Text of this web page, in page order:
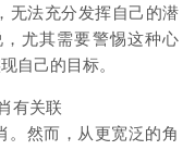
无法充分发挥自己的潜
尤其需要警惕这种心
自己的目标。
有关联
。然而，从更宽泛的角